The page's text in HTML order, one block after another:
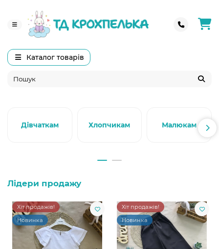
Каталог товарів
Дівчаткам Хлопчикам Малюкам
Лідери продажу
Хіт продажів!
Новинка
Хіт продажів!
Новинка